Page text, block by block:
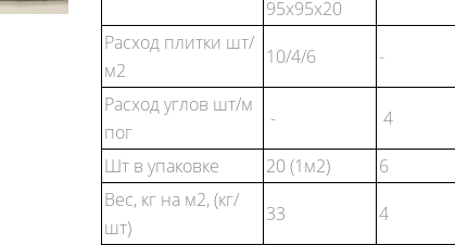
95х95х20
Расход плитки шт/
м2
10/4/6 -
Расход углов шт/м
пог
- 4
Шт в упаковке
20 (1м2) 6
Вес, кг на м2, (кг/
шт)
33 4